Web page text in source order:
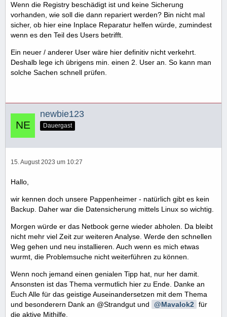
Wenn die Registry beschädigt ist und keine Sicherung
vorhanden, wie soll die dann repariert werden? Bin nicht mal
sicher, ob hier eine Inplace Reparatur helfen würde, zumindest
wenn es den Teil des Users betrifft.
Ein neuer / anderer User wäre hier definitiv nicht verkehrt.
Deshalb lege ich übrigens min. einen 2. User an. So kann man
solche Sachen schnell prüfen.
newbie123
Dauergast
15. August 2023 um 10:27
Hallo,
wir kennen doch unsere Pappenheimer - natürlich gibt es kein
Backup. Daher war die Datensicherung mittels Linux so wichtig.
Morgen würde er das Netbook gerne wieder abholen. Da bleibt
nicht mehr viel Zeit zur weiteren Analyse. Werde den schnellen
Weg gehen und neu installieren. Auch wenn es mich etwas
wurmt, die Problemsuche nicht weiterführen zu können.
Wenn noch jemand einen genialen Tipp hat, nur her damit.
Ansonsten ist das Thema vermutlich hier zu Ende. Danke an
Euch Alle für das geistige Auseinandersetzen mit dem Thema
und besonderern Dank an @Strandgut und
Mavalok2
für
die aktive Mithilfe.